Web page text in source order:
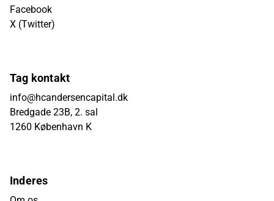
Facebook
X (Twitter)
Tag kontakt
info@hcandersencapital.dk
Bredgade 23B, 2. sal
1260 København K
Inderes